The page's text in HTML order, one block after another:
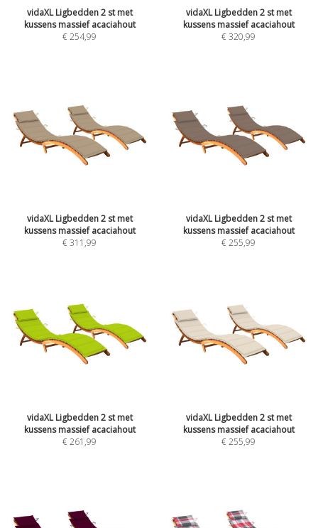
vidaXL Ligbedden 2 st met
kussens massief acaciahout
€254,99
vidaXL Ligbedden 2 st met
kussens massief acaciahout
€320,99
vidaXL Ligbedden 2 st met
kussens massief acaciahout
€311,99
vidaXL Ligbedden 2 st met
kussens massief acaciahout
€255,99
vidaXL Ligbedden 2 st met
kussens massief acaciahout
€261,99
vidaXL Ligbedden 2 st met
kussens massief acaciahout
€255,99